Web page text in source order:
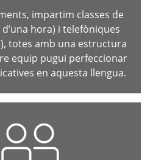
impartim classes de
hora) i telefòniques
totes amb una estructura
equip pugui perfeccionar
en aquesta llengua.